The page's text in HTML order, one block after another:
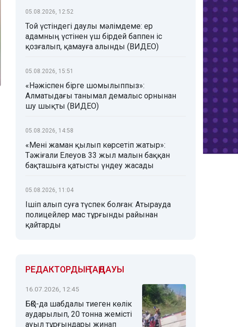
05.08.2026, 12:52
Той үстіндегі даулы мәлімдеме: ер
адамның үстінен үш бірдей баппен іс
қозғалып, қамауға алынды (ВИДЕО)
05.08.2026, 15:51
«Нәжіспен бірге шомылыппыз»:
Алматыдағы танымал демалыс орнынан
шу шықты (ВИДЕО)
05.08.2026, 14:58
«Мені жаман қылып көрсетіп жатыр»:
Тәжіғали Елеуов 33 жыл малын баққан
бақташыға қатысты үндеу жасады
05.08.2026, 11:04
Ішіп алып суға түспек болған: Атырауда
полицейлер мас тұрғынды райынан
қайтарды
РЕДАКТОРДЫҢ ТАҢДАУЫ
16.07.2026, 12:45
БҚО-да шабдалы тиеген көлік
аударылып, 20 тонна жемісті
ауыл тұрғындары жинап